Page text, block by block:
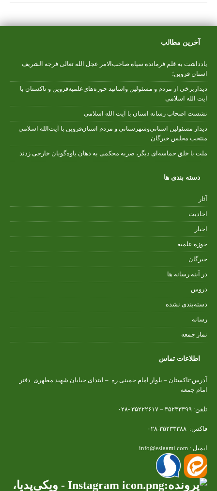
آخرین مطالب
یادداشت به قلم فرمانده سپاه صاحب‌الامر عجل الله تعالی فرجه الشریف
استان قزوین؛
دیداربرخی از مردم و مسئولین واساتید حوزه‌های‌علمیه‌قزوین و تاکستان با
آیت الله اسلامی
نشست اصحاب رسانه استان با آیت الله اسلامی
دیدار مسئولین استانی‌وشهرستانی و مردم‌ استان‌قزوین با آیت‌الله‌ اسلامی
منتخب مجلس‌ خبرگان
ملت با خلق حماسه‌ای دیگر، ضربه محکمی به دهان یاوه‌گویان خارجی زدند
دسته بندی ها
آثار
احادیث
اخبار
حوزه علمیه
خبرگان
در آینه رسانه ها
دروس
دسته‌بندی نشده
رسانه
نماز جمعه
اطلاعات تماس
آدرس:تاکستان – بلوار امام خمینی ره – ابتدای خیابان شهید مطهری دفتر
امام جمعه
تلفن: ۳۵۲۳۳۳۹۹ – ۳۵۲۲۲۶۱۷ -۰۲۸
فاکس: ۳۵۲۳۳۳۸۸-۰۲۸
ایمیل : info@eslaami.com